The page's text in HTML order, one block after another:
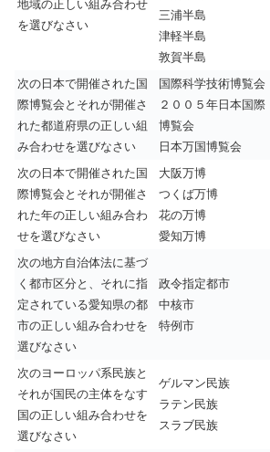
地域の正しい組み合わせ
を選びなさい
三浦半島
津軽半島
敦賀半島
次の日本で開催された国
際博覧会とそれが開催さ
れた都道府県の正しい組
み合わせを選びなさい
国際科学技術博覧会
２００５年日本国際
博覧会
日本万国博覧会
次の日本で開催された国
際博覧会とそれが開催さ
れた年の正しい組み合わ
せを選びなさい
大阪万博
つくば万博
花の万博
愛知万博
次の地方自治体法に基づ
く都市区分と、それに指
定されている愛知県の都
市の正しい組み合わせを
選びなさい
政令指定都市
中核市
特例市
次のヨーロッパ系民族と
それが国民の主体をなす
国の正しい組み合わせを
選びなさい
ゲルマン民族
ラテン民族
スラブ民族